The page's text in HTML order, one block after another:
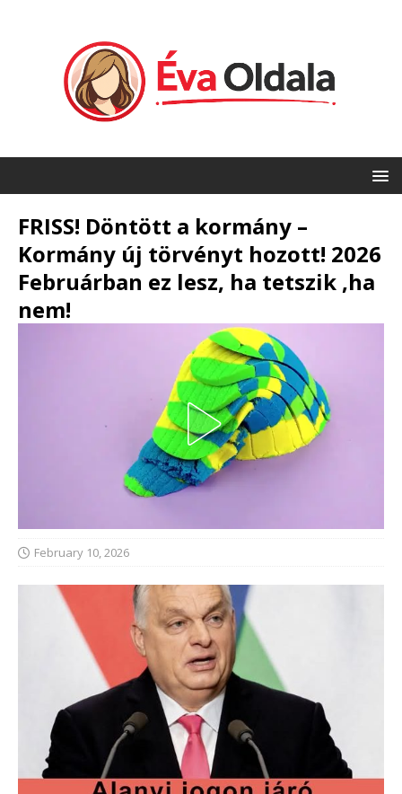
FRISS! Döntött a kormány –
Kormány új törvényt hozott! 2026
Februárban ez lesz, ha tetszik ,ha
nem!
February 10, 2026